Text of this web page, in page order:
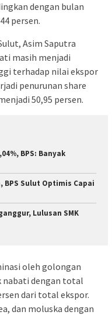
dengan bulan
persen.
Asim Saputra
masih menjadi
terhadap nilai ekspor
penurunan share
50,95 persen.
BPS: Banyak
BPS Sulut Optimis Capai
Lulusan SMK
oleh golongan
nabati dengan total
dari total ekspor.
dan moluska dengan